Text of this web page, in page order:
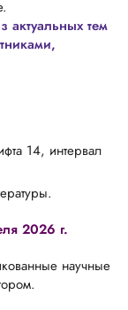
актуальных тем
14, интервал
2026 г.
научные